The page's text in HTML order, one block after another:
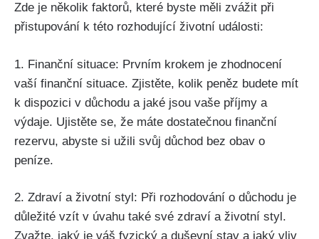
Zde je několik faktorů, které byste měli zvážit při
přistupování k této rozhodující životní události:
1. Finanční situace: Prvním krokem je zhodnocení
vaší finanční situace. Zjistěte, kolik peněz budete mít
k dispozici v důchodu a jaké jsou vaše příjmy a
výdaje. Ujistěte se, že máte dostatečnou finanční
rezervu, abyste si užili svůj důchod bez obav o
peníze.
2. Zdraví a životní styl: Při rozhodování o důchodu je
důležité vzít v úvahu také své zdraví a životní styl.
Zvažte, jaký je váš fyzický a duševní stav a jaký vliv